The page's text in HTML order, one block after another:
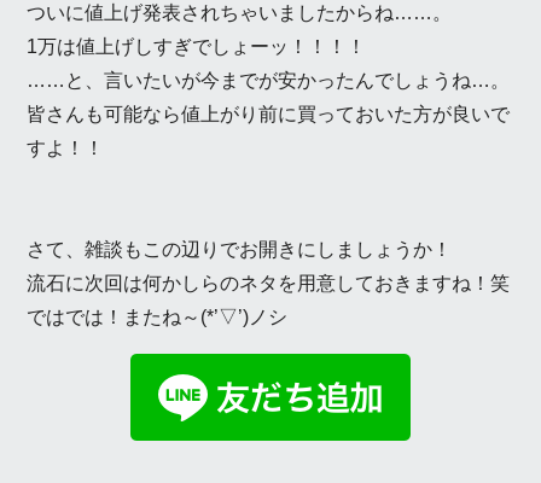
ついに値上げ発表されちゃいましたからね……。
1万は値上げしすぎでしょーッ！！！！
……と、言いたいが今までが安かったんでしょうね…。
皆さんも可能なら値上がり前に買っておいた方が良いで
すよ！！
さて、雑談もこの辺りでお開きにしましょうか！
流石に次回は何かしらのネタを用意しておきますね！笑
ではでは！またね～(*’▽’)ノシ